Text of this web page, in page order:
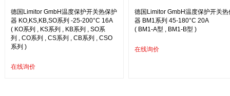
德国Limitor GmbH温度保护开关热保护
器 KO,KS,KB,SO系列 -25-200°C 16A
( KO系列 , KS系列 , KB系列 , SO系
列 , CO系列 , CS系列 , CB系列 , CSO
系列 )
在线询价
德国Limitor GmbH温度保护开关热
器 BM1系列 45-180°C 20A
( BM1-A型 , BM1-B型 )
在线询价